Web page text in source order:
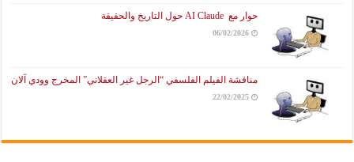
حوار مع AI Claude حول التاريخ والحقيقة
06/02/2026
مناقشة الفيلم الفلسفي “الرجل غير العقلاني” المخرج وودي آلان
22/02/2025